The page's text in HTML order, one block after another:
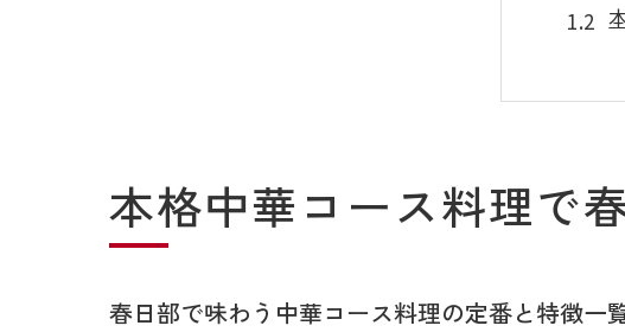
宴会
本格中華コース料理で
春日部で味わう中華コース料理の定番と特徴一